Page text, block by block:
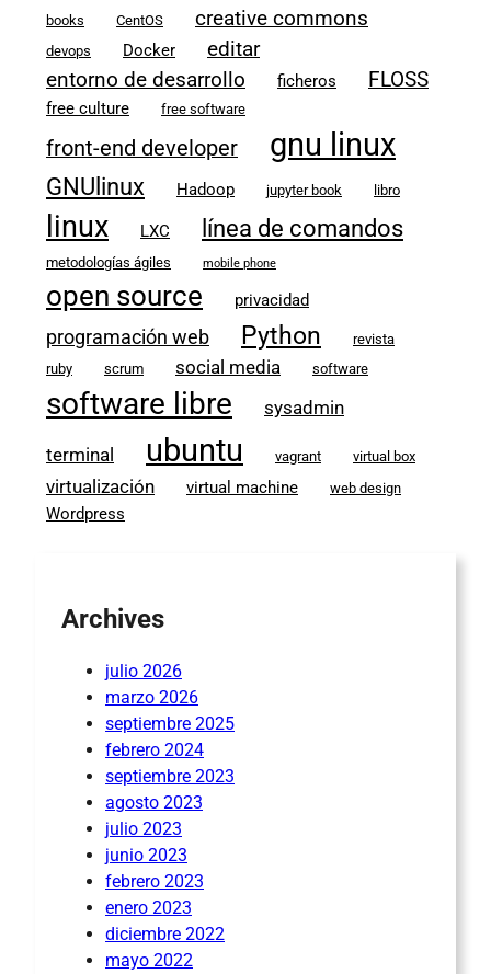
books CentOS creative commons
devops Docker
editar
entorno de desarrollo
ficheros FLOSS
free culture free software
front-end developer gnu linux
GNUlinux Hadoop jupyter book libro
linux LXC línea de comandos
metodologías ágiles mobile phone
open source privacidad
programación web Python
revista
ruby
scrum social media software
software libre sysadmin
terminal ubuntu vagrant virtual box
virtualización virtual machine web design
Wordpress
Archives
julio 2026
marzo 2026
septiembre 2025
febrero 2024
septiembre 2023
agosto 2023
julio 2023
junio 2023
febrero 2023
enero 2023
diciembre 2022
mayo 2022